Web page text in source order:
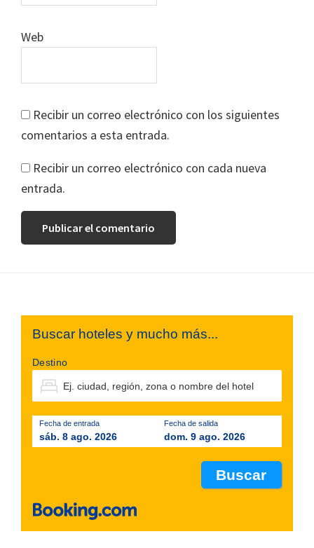
Web
Recibir un correo electrónico con los siguientes
comentarios a esta entrada.
Recibir un correo electrónico con cada nueva
entrada.
FooterBuscar hoteles y mucho más...
Destino
Fecha de entrada
sáb. 8 ago. 2026
Fecha de salida
dom. 9 ago. 2026